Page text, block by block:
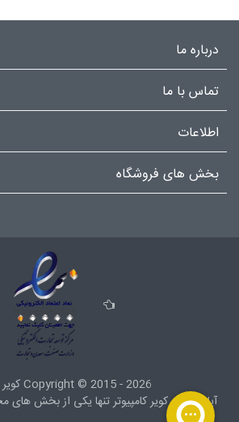
درباره ما
تماس با ما
اطلاعات
بخش های فروشگاه
Copyright © 2015 - 2026
آیا میدانید کویر کامپیوتر تنها یکی از بخش های